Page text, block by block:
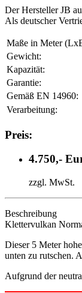
Der Hersteller JB
Als deutscher
Maße in Meter
Gewicht:
Kapazität:
Garantie:
Gemäß EN 14960:
Verarbeitung:
Preis:
4.750,-
zzgl. MwSt.
Beschreibung
Klettervulkan
Dieser 5 Meter
unten zu rutschen.
Aufgrund der